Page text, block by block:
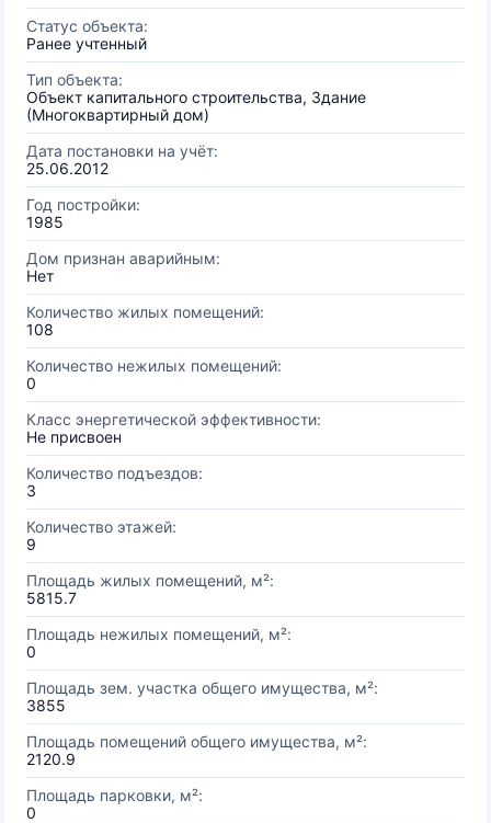
Статус объекта:
Ранее учтенный
Тип объекта:
Объект капитального строительства, Здание
(Многоквартирный дом)
Дата постановки на учёт:
25.06.2012
Год постройки:
1985
Дом признан аварийным:
Нет
Количество жилых помещений:
108
Количество нежилых помещений:
0
Класс энергетической эффективности:
Не присвоен
Количество подъездов:
3
Количество этажей:
9
Площадь жилых помещений, м²:
5815.7
Площадь нежилых помещений, м²:
0
Площадь зем. участка общего имущества, м²:
3855
Площадь помещений общего имущества, м²:
2120.9
Площадь парковки, м²:
0